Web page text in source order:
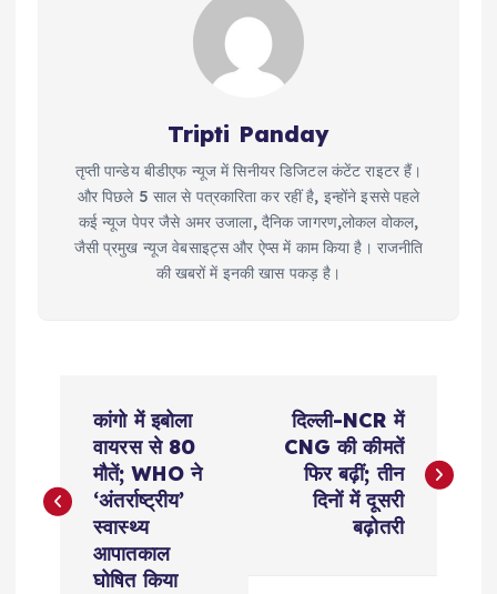
Tripti Panday
तृप्ती पान्डेय बीडीएफ न्यूज में सिनीयर डिजिटल कंटेंट राइटर हैं।
और पिछले 5 साल से पत्रकारिता कर रहीं है, इन्होंने इससे पहले
कई न्यूज पेपर जैसे अमर उजाला, दैनिक जागरण,लोकल वोकल,
जैसी प्रमुख न्यूज वेबसाइट्स और ऐप्स में काम किया है। राजनीति
की खबरों में इनकी खास पकड़ है।
s
कांगो में इबोला
वायरस से 80
मौतें; WHO ने
‘अंतर्राष्ट्रीय’
स्वास्थ्य
आपातकाल
घोषित किया
दिल्ली-NCR में
CNG की कीमतें
फिर बढ़ीं; तीन
दिनों में दूसरी
बढ़ोतरी